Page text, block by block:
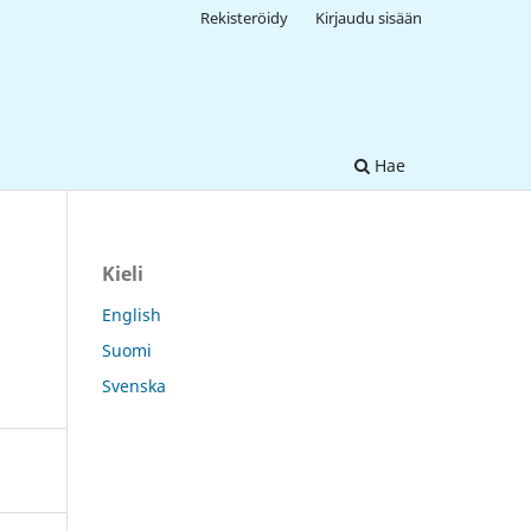
Hae
Rekisteröidy Kirjaudu sisään
Kieli
English
Suomi
Svenska